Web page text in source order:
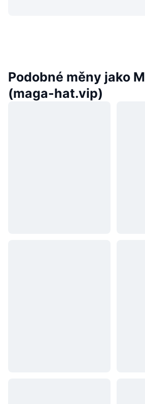
Podobné měny jako
(maga-hat.vip)